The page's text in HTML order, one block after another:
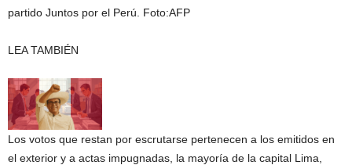
partido Juntos por el Perú. Foto:AFP
LEA TAMBIÉN
Los votos que restan por escrutarse pertenecen a los emitidos en
el exterior y a actas impugnadas, la mayoría de la capital Lima,